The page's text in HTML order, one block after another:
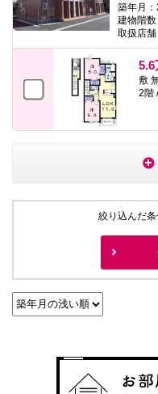
築年月
建物階
取扱店
5.6
敷
2階
絞り込んだ条